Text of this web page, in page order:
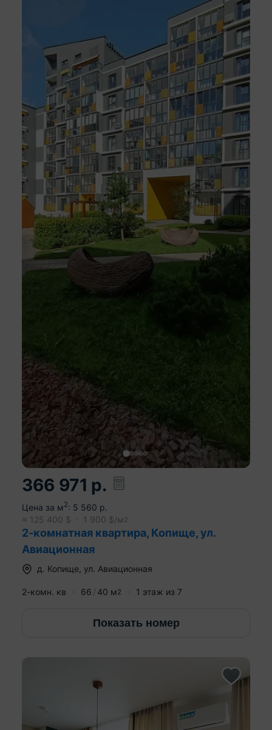
366 971 р.
Цена за м2: 5 560 р.
≈ 125 400 $ 1 900 $/м 2
2-комнатная квартира, Копище, ул.
Авиационная
д. Копище ул. Авиационная
2-комн. кв 66 40 м2 1 этаж из 7
Показать номер